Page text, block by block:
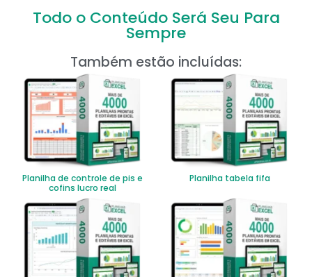
Todo o Conteúdo Será Seu Para
Sempre
Também estão incluídas:
Planilha de controle de pis e
cofins lucro real
Planilha tabela fifa